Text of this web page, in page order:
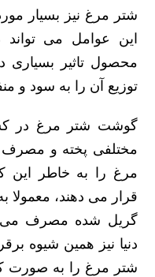
شتر مرغ نیز بسیار
این عوامل می
محصول تاثیر بسیاری
توزیع آن را به سود و
گوشت شتر مرغ در
مختلفی پخته و
مرغ را به خاطر
قرار می دهند،
گریل شده مصرف می
دنیا نیز همین شیوه
شتر مرغ را به صورت